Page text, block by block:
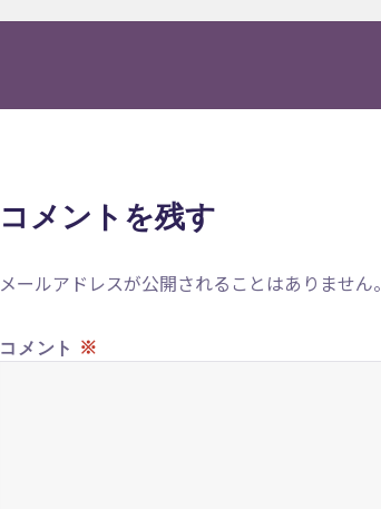
日:
サ
コメントを残す
メールアドレスが公開されることはありません。
コメント ※